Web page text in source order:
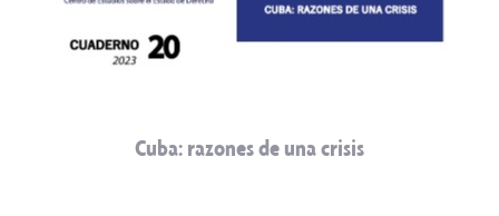
Cuba: razones de una crisis